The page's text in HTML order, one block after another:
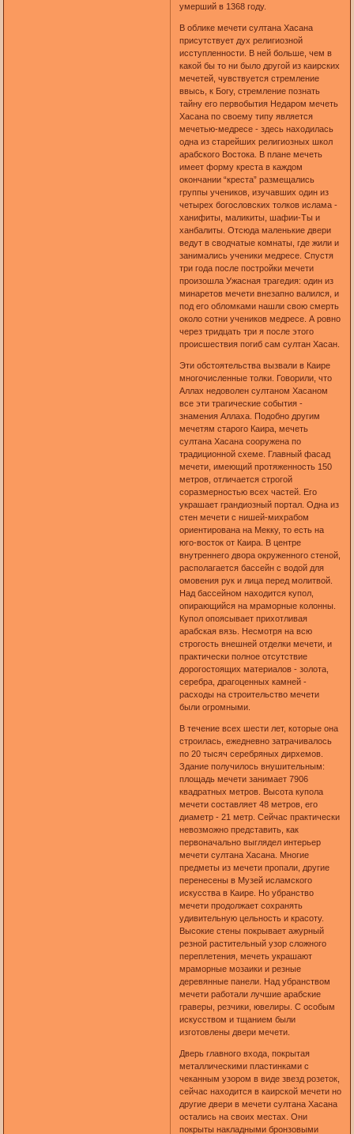
умерший в 1368 году.
В облике мечети султана Хасана
присутствует дух религиозной
исступленности. В ней больше, чем в
какой бы то ни было другой из каирских
мечетей, чувствуется стремление
ввысь, к Богу, стремление познать
тайну его первобытия Недаром мечеть
Хасана по своему типу является
мечетью-медресе - здесь находилась
одна из старейших религиозных школ
арабского Востока. В плане мечеть
имеет форму креста в каждом
окончании “креста” размещались
группы учеников, изучавших один из
четырех богословских толков ислама -
ханифиты, маликиты, шафии-Ты и
ханбалиты. Отсюда маленькие двери
ведут в сводчатые комнаты, где жили и
занимались ученики медресе. Спустя
три года после постройки мечети
произошла Ужасная трагедия: один из
минаретов мечети внезапно валился, и
под его обломками нашли свою смерть
около сотни учеников медресе. А ровно
через тридцать три я после этого
происшествия погиб сам султан Хасан.
Эти обстоятельства вызвали в Каире
многочисленные толки. Говорили, что
Аллах недоволен султаном Хасаном
все эти трагические события -
знамения Аллаха. Подобно другим
мечетям старого Каира, мечеть
султана Хасана сооружена по
традиционной схеме. Главный фасад
мечети, имеющий протяженность 150
метров, отличается строгой
соразмерностью всех частей. Его
украшает грандиозный портал. Одна из
стен мечети с нишей-михрабом
ориентирована на Мекку, то есть на
юго-восток от Каира. В центре
внутреннего двора окруженного стеной,
располагается бассейн с водой для
омовения рук и лица перед молитвой.
Над бассейном находится купол,
опирающийся на мраморные колонны.
Купол опоясывает прихотливая
арабская вязь. Несмотря на всю
строгость внешней отделки мечети, и
практически полное отсутствие
дорогостоящих материалов - золота,
серебра, драгоценных камней -
расходы на строительство мечети
были огромными.
В течение всех шести лет, которые она
строилась, ежедневно затрачивалось
по 20 тысяч серебряных дирхемов.
Здание получилось внушительным:
площадь мечети занимает 7906
квадратных метров. Высота купола
мечети составляет 48 метров, его
диаметр - 21 метр. Сейчас практически
невозможно представить, как
первоначально выглядел интерьер
мечети султана Хасана. Многие
предметы из мечети пропали, другие
перенесены в Музей исламского
искусства в Каире. Но убранство
мечети продолжает сохранять
удивительную цельность и красоту.
Высокие стены покрывает ажурный
резной растительный узор сложного
переплетения, мечеть украшают
мраморные мозаики и резные
деревянные панели. Над убранством
мечети работали лучшие арабские
граверы, резчики, ювелиры. С особым
искусством и тщанием были
изготовлены двери мечети.
Дверь главного входа, покрытая
металлическими пластинками с
чеканным узором в виде звезд розеток,
сейчас находится в каирской мечети но
другие двери в мечети султана Хасана
остались на своих местах. Они
покрыты накладными бронзовыми